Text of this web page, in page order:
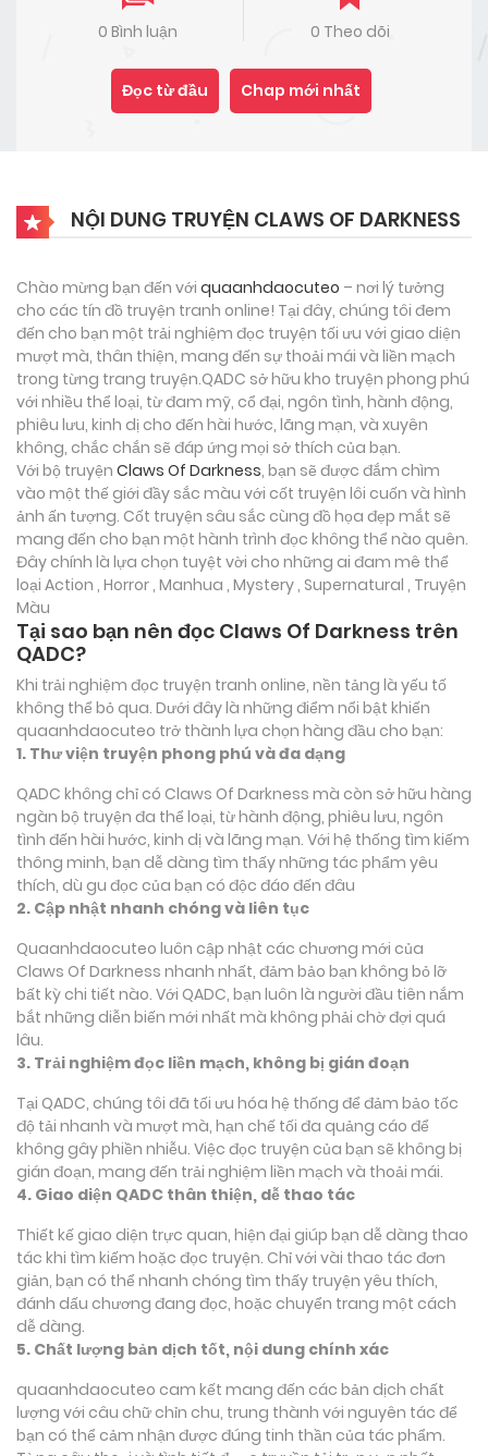
0 Bình luận 0 Theo dõi
Đọc từ đầu Chap mới nhất
NỘI DUNG TRUYỆN CLAWS OF DARKNESS
Chào mừng bạn đến với quaanhdaocuteo – nơi lý tưởng
cho các tín đồ truyện tranh online! Tại đây, chúng tôi đem
đến cho bạn một trải nghiệm đọc truyện tối ưu với giao diện
mượt mà, thân thiện, mang đến sự thoải mái và liền mạch
trong từng trang truyện.QADC sở hữu kho truyện phong phú
với nhiều thể loại, từ đam mỹ, cổ đại, ngôn tình, hành động,
phiêu lưu, kinh dị cho đến hài hước, lãng mạn, và xuyên
không, chắc chắn sẽ đáp ứng mọi sở thích của bạn.
Với bộ truyện Claws Of Darkness, bạn sẽ được đắm chìm
vào một thế giới đầy sắc màu với cốt truyện lôi cuốn và hình
ảnh ấn tượng. Cốt truyện sâu sắc cùng đồ họa đẹp mắt sẽ
mang đến cho bạn một hành trình đọc không thể nào quên.
Đây chính là lựa chọn tuyệt vời cho những ai đam mê thể
loại Action , Horror , Manhua , Mystery , Supernatural , Truyện
Màu
Tại sao bạn nên đọc Claws Of Darkness trên
QADC?
Khi trải nghiệm đọc truyện tranh online, nền tảng là yếu tố
không thể bỏ qua. Dưới đây là những điểm nổi bật khiến
quaanhdaocuteo trở thành lựa chọn hàng đầu cho bạn:
1. Thư viện truyện phong phú và đa dạng
QADC không chỉ có Claws Of Darkness mà còn sở hữu hàng
ngàn bộ truyện đa thể loại, từ hành động, phiêu lưu, ngôn
tình đến hài hước, kinh dị và lãng mạn. Với hệ thống tìm kiếm
thông minh, bạn dễ dàng tìm thấy những tác phẩm yêu
thích, dù gu đọc của bạn có độc đáo đến đâu
2. Cập nhật nhanh chóng và liên tục
Quaanhdaocuteo luôn cập nhật các chương mới của
Claws Of Darkness nhanh nhất, đảm bảo bạn không bỏ lỡ
bất kỳ chi tiết nào. Với QADC, bạn luôn là người đầu tiên nắm
bắt những diễn biến mới nhất mà không phải chờ đợi quá
lâu.
3. Trải nghiệm đọc liền mạch, không bị gián đoạn
Tại QADC, chúng tôi đã tối ưu hóa hệ thống để đảm bảo tốc
độ tải nhanh và mượt mà, hạn chế tối đa quảng cáo để
không gây phiền nhiễu. Việc đọc truyện của bạn sẽ không bị
gián đoạn, mang đến trải nghiệm liền mạch và thoải mái.
4. Giao diện QADC thân thiện, dễ thao tác
Thiết kế giao diện trực quan, hiện đại giúp bạn dễ dàng thao
tác khi tìm kiếm hoặc đọc truyện. Chỉ với vài thao tác đơn
giản, bạn có thể nhanh chóng tìm thấy truyện yêu thích,
đánh dấu chương đang đọc, hoặc chuyển trang một cách
dễ dàng.
5. Chất lượng bản dịch tốt, nội dung chính xác
quaanhdaocuteo cam kết mang đến các bản dịch chất
lượng với câu chữ chỉn chu, trung thành với nguyên tác để
bạn có thể cảm nhận được đúng tinh thần của tác phẩm.